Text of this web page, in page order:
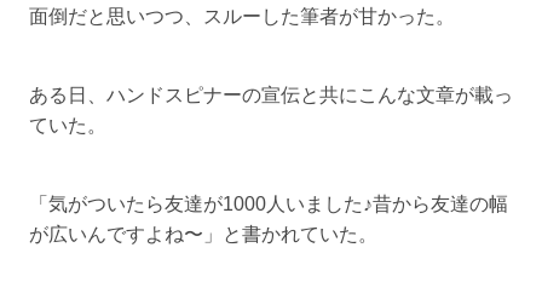
面倒だと思いつつ、スルーした筆者が甘かった。
ある日、ハンドスピナーの宣伝と共にこんな文章が載っ
ていた。
「気がついたら友達が1000人いました♪昔から友達の幅
が広いんですよね〜」と書かれていた。